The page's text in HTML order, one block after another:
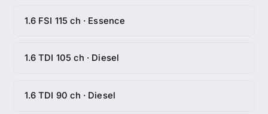
1.6 FSI 115 ch · Essence
1.6 TDI 105 ch · Diesel
1.6 TDI 90 ch · Diesel